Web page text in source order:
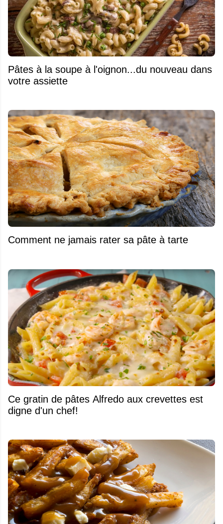
Pâtes à la soupe à l'oignon...du nouveau dans
votre assiette
Comment ne jamais rater sa pâte à tarte
Ce gratin de pâtes Alfredo aux crevettes est
digne d'un chef!